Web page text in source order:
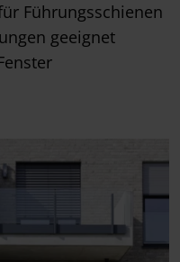
Führungsschienen
geeignet